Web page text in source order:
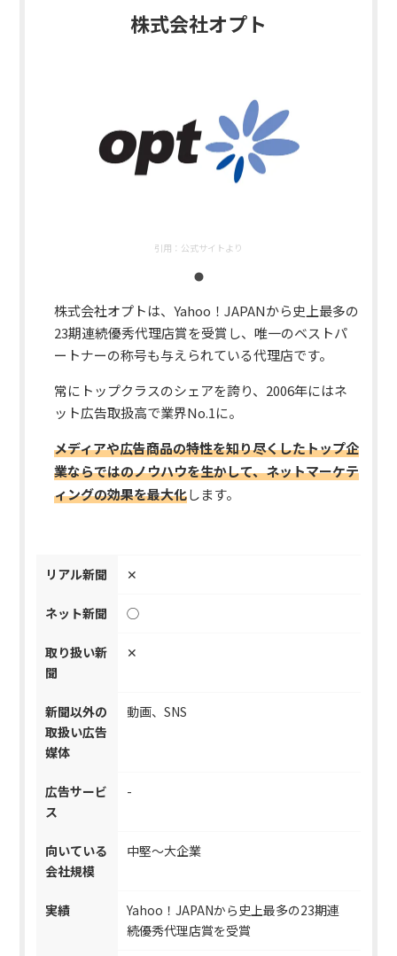
株式会社オプト
引用： 公式サイトより
株式会社オプトは、Yahoo！JAPANから史上最多の
23期連続優秀代理店賞を受賞し、唯一のベストパ
ートナーの称号も与えられている代理店です。
常にトップクラスのシェアを誇り、2006年にはネ
ット広告取扱高で業界No.1に。
メディアや広告商品の特性を知り尽くしたトップ企
業ならではのノウハウを生かして、ネットマーケテ
ィングの効果を最大化します。
リアル新聞 ✕
ネット新聞 ◯
取り扱い新
聞
✕
新聞以外の
取扱い広告
媒体
動画、SNS
広告サービ
ス
-
向いている
会社規模
中堅～大企業
実績
Yahoo！JAPANから史上最多の23期連
続優秀代理店賞を受賞